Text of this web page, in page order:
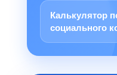
Калькулятор
социального